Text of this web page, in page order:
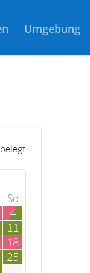
Umgebung
belegt
So
4
11
18
25